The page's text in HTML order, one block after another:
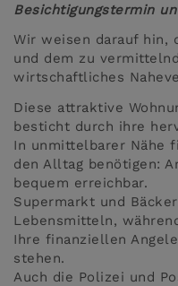
Besichtigungstermin
Wir weisen darauf hin,
und dem zu
wirtschaftliches
Diese attraktive
besticht durch ihre
In unmittelbarer Nähe
den Alltag benötigen:
bequem erreichbar.
Supermarkt und
Lebensmitteln,
Ihre finanziellen
stehen.
Auch die Polizei und